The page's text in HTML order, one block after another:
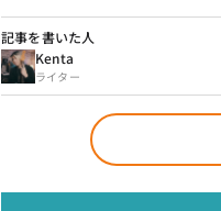
記事を書いた人
Kenta
ライター